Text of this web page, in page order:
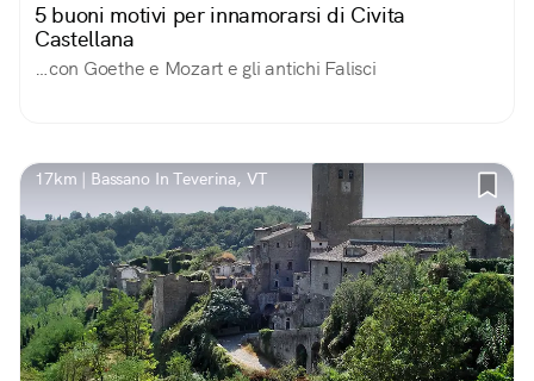
5 buoni motivi per innamorarsi di Civita
Castellana
…con Goethe e Mozart e gli antichi Falisci
17km | Bassano In Teverina, VT